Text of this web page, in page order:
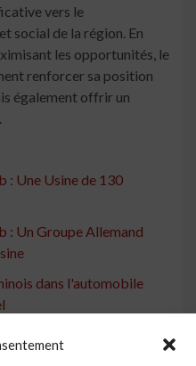
vers le
social de la région. En
les opportunités, le
renforcer sa position
également offrir un
: Une Usine de 130
: Un Groupe Allemand
dans l'automobile